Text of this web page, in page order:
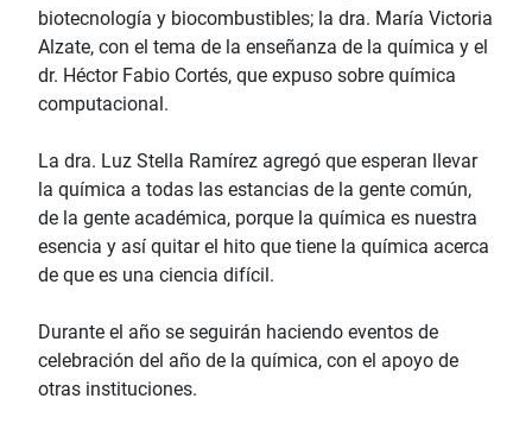
biotecnología y biocombustibles; la dra. María Victoria
Alzate, con el tema de la enseñanza de la química y el
dr. Héctor Fabio Cortés, que expuso sobre química
computacional.
La dra. Luz Stella Ramírez agregó que esperan llevar
la química a todas las estancias de la gente común,
de la gente académica, porque la química es nuestra
esencia y así quitar el hito que tiene la química acerca
de que es una ciencia difícil.
Durante el año se seguirán haciendo eventos de
celebración del año de la química, con el apoyo de
otras instituciones.